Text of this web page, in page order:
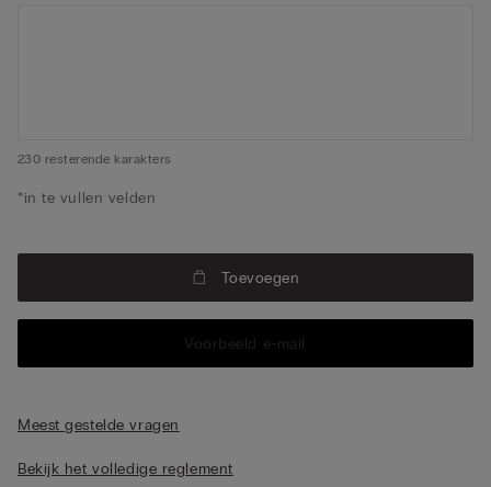
230 resterende karakters
*in te vullen velden
Toevoegen
Voorbeeld e-mail
Meest gestelde vragen
Bekijk het volledige reglement